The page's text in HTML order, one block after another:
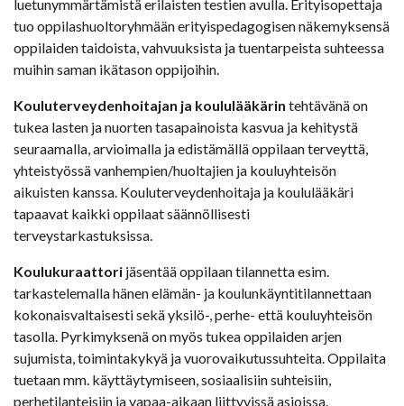
luetunymmärtämistä erilaisten testien avulla. Erityisopettaja
tuo oppilashuoltoryhmään erityispedagogisen näkemyksensä
oppilaiden taidoista, vahvuuksista ja tuentarpeista suhteessa
muihin saman ikätason oppijoihin.
Kouluterveydenhoitajan ja koululääkärin tehtävänä on
tukea lasten ja nuorten tasapainoista kasvua ja kehitystä
seuraamalla, arvioimalla ja edistämällä oppilaan terveyttä,
yhteistyössä vanhempien/huoltajien ja kouluyhteisön
aikuisten kanssa. Kouluterveydenhoitaja ja koululääkäri
tapaavat kaikki oppilaat säännöllisesti
terveystarkastuksissa.
Koulukuraattori jäsentää oppilaan tilannetta esim.
tarkastelemalla hänen elämän- ja koulunkäyntitilannettaan
kokonaisvaltaisesti sekä yksilö-, perhe- että kouluyhteisön
tasolla. Pyrkimyksenä on myös tukea oppilaiden arjen
sujumista, toimintakykyä ja vuorovaikutussuhteita. Oppilaita
tuetaan mm. käyttäytymiseen, sosiaalisiin suhteisiin,
perhetilanteisiin ja vapaa-aikaan liittyvissä asioissa.